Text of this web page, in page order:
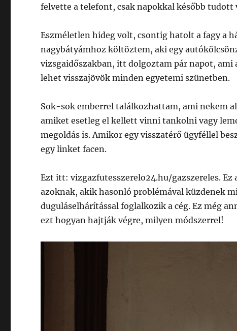
felvette a telefont, csak napokkal később tudott
Eszméletlen hideg volt, csontig hatolt a fagy a
nagybátyámhoz költöztem, aki egy
vizsgaidőszakban, itt dolgoztam pár napot, ami
lehet visszajövök minden egyetemi szünetben.
Sok-sok emberrel találkozhattam, ami nekem
amiket esetleg el kellett vinni tankolni vagy
megoldás is. Amikor egy visszatérő ügyféllel
egy linket facen.
Ezt itt: vizgazfutesszerelo24.hu/gazszereles.
azoknak, akik hasonló problémával küzdenek
duguláselhárítással foglalkozik a cég. Ez még
ezt hogyan hajtják végre, milyen módszerrel!